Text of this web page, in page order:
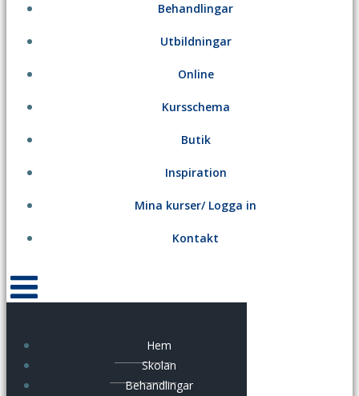
Behandlingar
Utbildningar
Online
Kursschema
Butik
Inspiration
Mina kurser/ Logga in
Kontakt
Hem
Skolan
Behandlingar